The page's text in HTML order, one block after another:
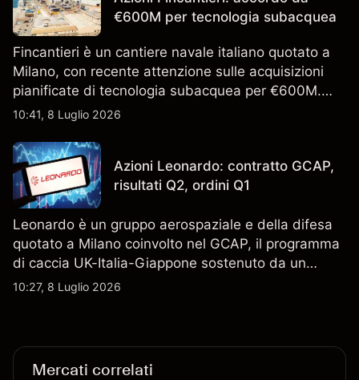
€600M per tecnologia subacquea
Fincantieri è un cantiere navale italiano quotato a
Milano, con recente attenzione sulle acquisizioni
pianificate di tecnologia subacquea per €600M.
Scopri i target di prezzo FCT di terze parti e l'analisi
indicatore affidabile dei risultati futuri.
10:41, 8 Luglio 2026
Azioni Leonardo: contratto GCAP,
risultati Q2, ordini Q1
Leonardo è un gruppo aerospaziale e della difesa
quotato a Milano coinvolto nel GCAP, il programma
di caccia UK-Italia-Giappone sostenuto da un
contratto da 4,6 miliardi di sterline. I risultati
10:27, 8 Luglio 2026
Mercati correlati